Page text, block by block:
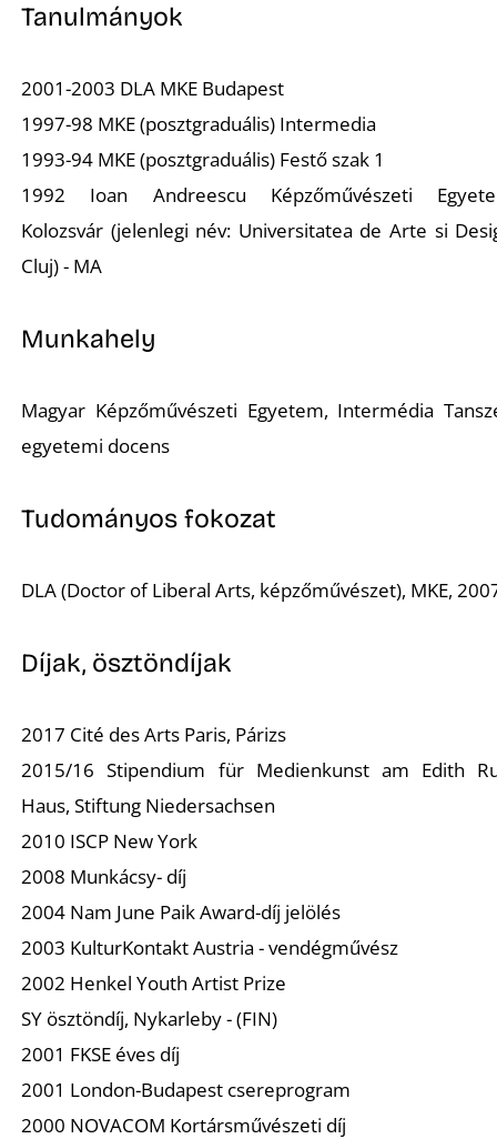
Tanulmányok
2001-2003 DLA MKE Budapest
1997-98 MKE (posztgraduális) Intermedia
1993-94 MKE (posztgraduális) Festő szak 1
1992 Ioan Andreescu Képzőművészeti
Kolozsvár (jelenlegi név: Universitatea de Arte si
Cluj) - MA
Munkahely
Magyar Képzőművészeti Egyetem, Intermédia
egyetemi docens
Tudományos fokozat
DLA (Doctor of Liberal Arts, képzőművészet), MKE,
Díjak, ösztöndíjak
2017 Cité des Arts Paris, Párizs
2015/16 Stipendium für Medienkunst am Edith
Haus, Stiftung Niedersachsen
2010 ISCP New York
2008 Munkácsy- díj
2004 Nam June Paik Award-díj jelölés
2003 KulturKontakt Austria - vendégművész
2002 Henkel Youth Artist Prize
SY ösztöndíj, Nykarleby - (FIN)
2001 FKSE éves díj
2001 London-Budapest csereprogram
2000 NOVACOM Kortársművészeti díj